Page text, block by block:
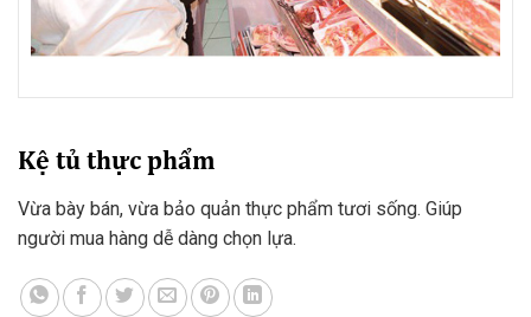
Kệ tủ thực phẩm
Vừa bày bán, vừa bảo quản thực phẩm tươi sống. Giúp
người mua hàng dễ dàng chọn lựa.